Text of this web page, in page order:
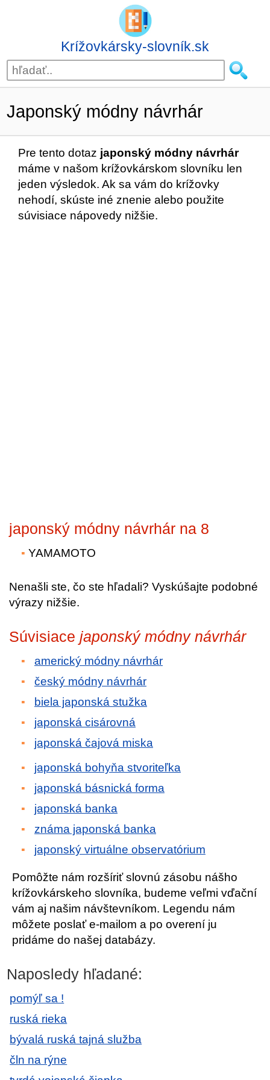
Krížovkársky-slovník.sk
Japonský módny návrhár
Pre tento dotaz japonský módny návrhár
máme v našom krížovkárskom slovníku len
jeden výsledok. Ak sa vám do krížovky
nehodí, skúste iné znenie alebo použite
súvisiace nápovedy nižšie.
japonský módny návrhár na 8
YAMAMOTO
Nenašli ste, čo ste hľadali? Vyskúšajte podobné
výrazy nižšie.
Súvisiace japonský módny návrhár
americký módny návrhár
český módny návrhár
biela japonská stužka
japonská cisárovná
japonská čajová miska
japonská bohyňa stvoriteľka
japonská básnická forma
japonská banka
známa japonská banka
japonský virtuálne observatórium
Pomôžte nám rozšíriť slovnú zásobu nášho
krížovkárskeho slovníka, budeme veľmi vďační
vám aj našim návštevníkom. Legendu nám
môžete poslať e-mailom a po overení ju
pridáme do našej databázy.
Naposledy hľadané:
pomýľ sa !
ruská rieka
bývalá ruská tajná služba
čln na rýne